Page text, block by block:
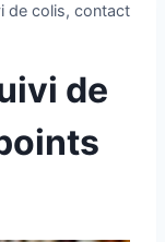
de colis, contact
de